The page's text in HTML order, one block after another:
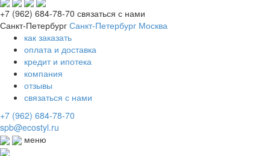
+7 (962) 684-78-70 связаться с нами
Санкт-Петербург Санкт-Петербург Москва
как заказать
оплата и доставка
кредит и ипотека
компания
отзывы
связаться с нами
+7 (962) 684-78-70
spb@ecostyl.ru
меню